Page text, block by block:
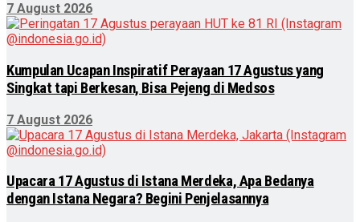
7 August 2026
Kumpulan Ucapan Inspiratif Perayaan 17 Agustus yang
Singkat tapi Berkesan, Bisa Pejeng di Medsos
7 August 2026
Upacara 17 Agustus di Istana Merdeka, Apa Bedanya
dengan Istana Negara? Begini Penjelasannya